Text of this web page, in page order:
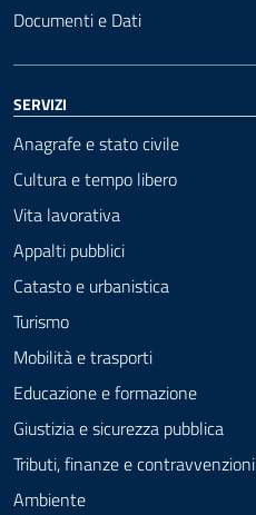
Documenti e Dati
SERVIZI
Anagrafe e stato civile
Cultura e tempo libero
Vita lavorativa
Appalti pubblici
Catasto e urbanistica
Turismo
Mobilità e trasporti
Educazione e formazione
Giustizia e sicurezza pubblica
Tributi, finanze e contravvenzioni
Ambiente